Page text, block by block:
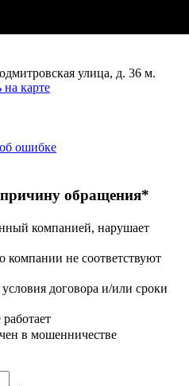
улица, д. 36 м.
на карте
ошибке
обращения*
компанией, нарушает
не соответствуют
договора и/или сроки
в мошенничестве